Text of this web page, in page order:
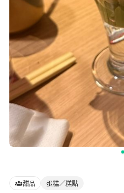
甜品 蛋糕／糕點